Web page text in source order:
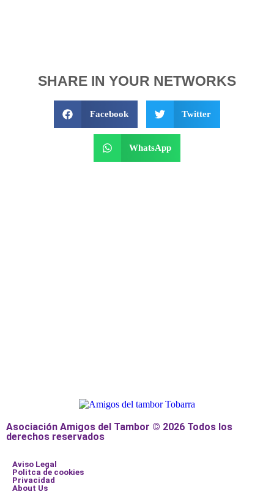
SHARE IN YOUR NETWORKS
Facebook Twitter
WhatsApp
Asociación Amigos del Tambor © 2026 Todos los
derechos reservados
Aviso Legal
Politca de cookies
Privacidad
About Us